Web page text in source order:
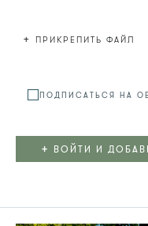
+ ПРИКРЕПИТЬ ФАЙЛ
ПОДПИСАТЬСЯ НА
+ ВОЙТИ И